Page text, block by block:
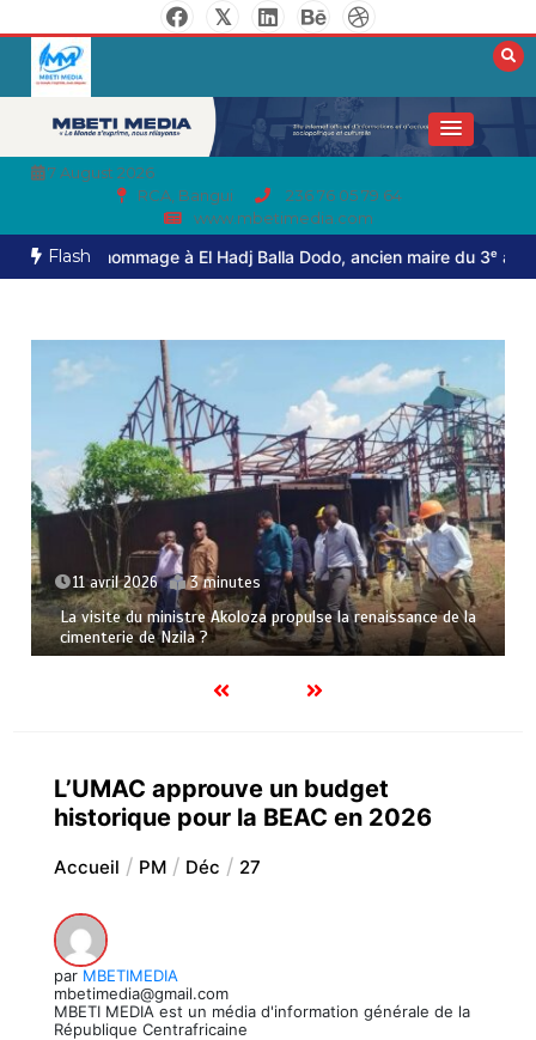
7 August 2026
RCA, Bangui
236 76 05 79 64
www.mbetimedia.com
Flash
hommage à El Hadj Balla Dodo, ancien maire du 3ᵉ arrondissement
11 avril 2026 3 minutes
La visite du ministre Akoloza propulse la renaissance de la
cimenterie de Nzila ?
L’UMAC approuve un budget
historique pour la BEAC en 2026
Accueil PM Déc 27
par MBETIMEDIA
mbetimedia@gmail.com
MBETI MEDIA est un média d'information générale de la
République Centrafricaine